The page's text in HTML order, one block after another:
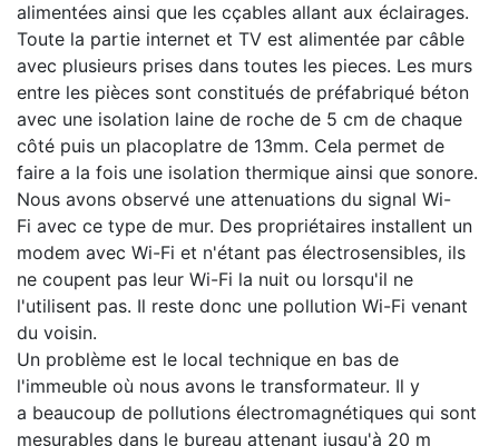
alimentées ainsi que les cçables allant aux éclairages.
Toute la partie internet et TV est alimentée par câble
avec plusieurs prises dans toutes les pieces. Les murs
entre les pièces sont constitués de préfabriqué béton
avec une isolation laine de roche de 5 cm de chaque
côté puis un placoplatre de 13mm. Cela permet de
faire a la fois une isolation thermique ainsi que sonore.
Nous avons observé une attenuations du signal Wi-
Fi avec ce type de mur. Des propriétaires installent un
modem avec Wi-Fi et n'étant pas électrosensibles, ils
ne coupent pas leur Wi-Fi la nuit ou lorsqu'il ne
l'utilisent pas. Il reste donc une pollution Wi-Fi venant
du voisin.
Un problème est le local technique en bas de
l'immeuble où nous avons le transformateur. Il y
a beaucoup de pollutions électromagnétiques qui sont
mesurables dans le bureau attenant jusqu'à 20 m